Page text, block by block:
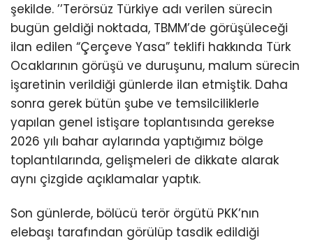
şekilde. ’’Terörsüz Türkiye adı verilen sürecin
bugün geldiği noktada, TBMM’de görüşüleceği
ilan edilen “Çerçeve Yasa” teklifi hakkında Türk
Ocaklarının görüşü ve duruşunu, malum sürecin
işaretinin verildiği günlerde ilan etmiştik. Daha
sonra gerek bütün şube ve temsilciliklerle
yapılan genel istişare toplantısında gerekse
2026 yılı bahar aylarında yaptığımız bölge
toplantılarında, gelişmeleri de dikkate alarak
aynı çizgide açıklamalar yaptık.
Son günlerde, bölücü terör örgütü PKK’nın
elebaşı tarafından görülüp tasdik edildiği